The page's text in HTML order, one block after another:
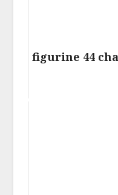
figurine 44